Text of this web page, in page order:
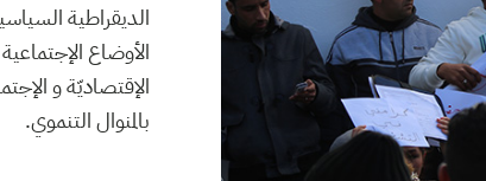
الديقراطية
الأوضاع
الإقتصاديّة و
بالمنوال التنموي.